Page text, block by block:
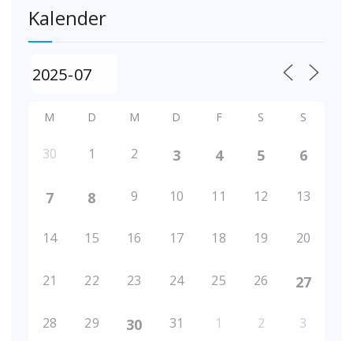
Kalender
M D M D F S S
30 1 2 3 4 5 6
7 8 9 10 11 12 13
14 15 16 17 18 19 20
21 22 23 24 25 26 27
28 29 30 31 1 2 3